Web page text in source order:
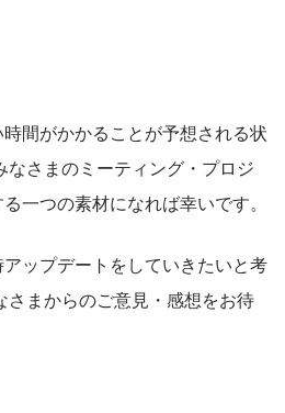
間がかかることが予想される状
さまのミーティング・プロジ
一つの素材になれば幸いです。
ップデートをしていきたいと考
さまからのご意見・感想をお待